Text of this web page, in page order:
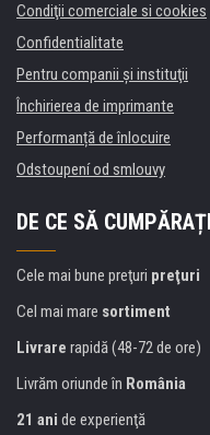
Condiţii comerciale si cookies
Confidentialitate
Pentru companii și instituţii
Închirierea de imprimante
Performanță de înlocuire
Odstoupení od smlouvy
DE CE SĂ
Cele mai bune preţuri preţuri
Cel mai mare sortiment
Livrare rapidă (48-72 de ore)
Livrăm oriunde în România
21 ani de experienţă